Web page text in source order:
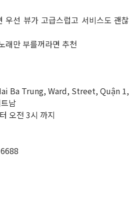
우선 뷰가 고급스럽고 서비스도 괜찮
래만 부를꺼라면 추천
Ba Trung, Ward, Street, Quận 1,
남
오전 3시 까지